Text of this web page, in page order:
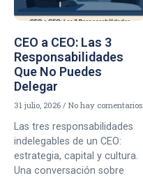
CEO a CEO: Las 3
Responsabilidades
Que No Puedes
Delegar
31 julio, 2026 No hay comentarios
Las tres responsabilidades
indelegables de un CEO:
estrategia, capital y cultura.
Una conversación sobre